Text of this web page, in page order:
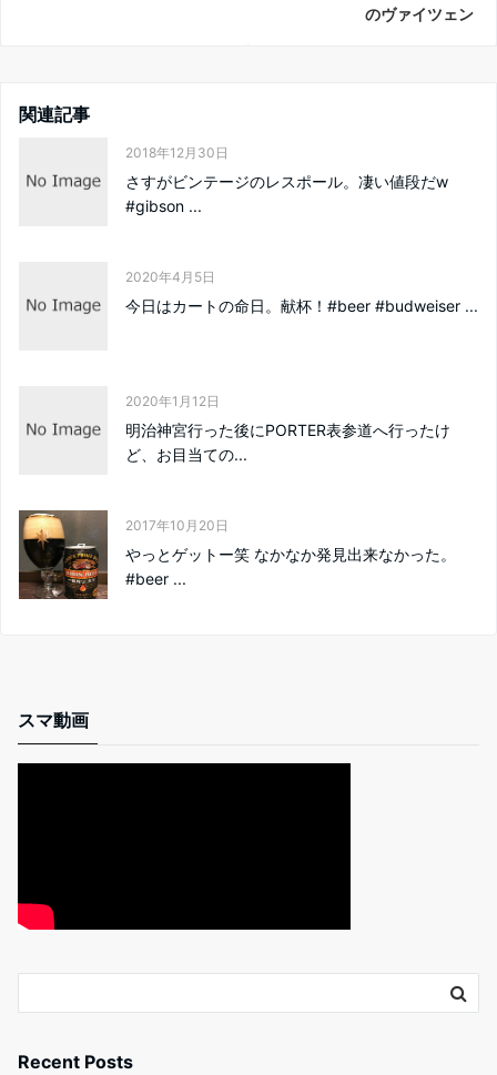
のヴァイツェン
関連記事
2018年12月30日
さすがビンテージのレスポール。凄い値段だw
#gibson ...
2020年4月5日
今日はカートの命日。献杯！#beer #budweiser ...
2020年1月12日
明治神宮行った後にPORTER表参道へ行ったけ
ど、お目当ての...
2017年10月20日
やっとゲットー笑 なかなか発見出来なかった。
#beer ...
スマ動画
Recent Posts